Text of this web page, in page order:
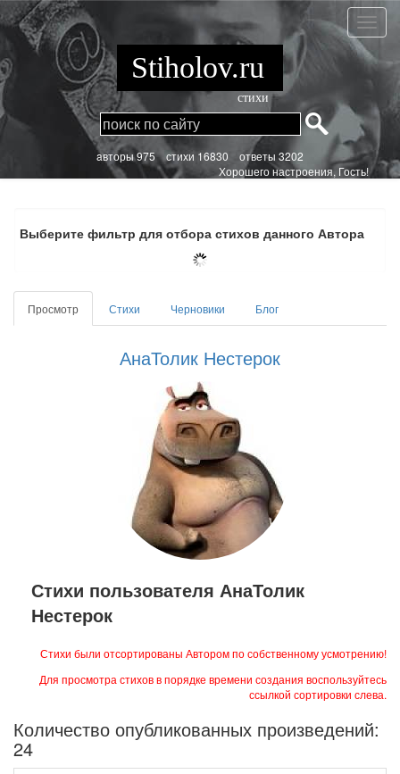
Перейти
к
основному
содержанию
Stiholov.ru
стихи
aвторы 975 стихи 16830 ответы 3202
Хорошего настроения, Гость!
Выберите фильтр для отбора стихов данного Автора
Главные
вкладки
Просмотр (активная
вкладка)
Стихи Черновики Блог
АнаТолик Нестерок
Стихи пользователя АнаТолик
Нестерок
Стихи были отсортированы Автором по собственному усмотрению!
Для просмотра стихов в порядке времени создания воспользуйтесь
ссылкой сортировки слева.
Количество опубликованных произведений:
24